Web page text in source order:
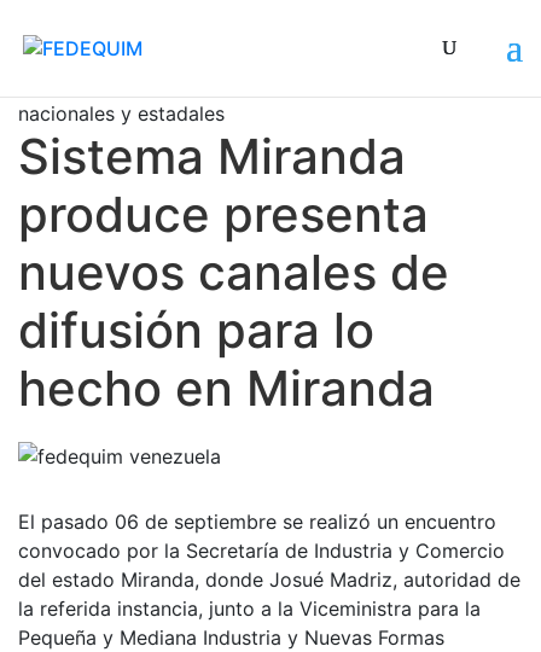
nacionales y estadales
Sistema Miranda
produce presenta
nuevos canales de
difusión para lo
hecho en Miranda
El pasado 06 de septiembre se realizó un encuentro
convocado por la Secretaría de Industria y Comercio
del estado Miranda, donde Josué Madriz, autoridad de
la referida instancia, junto a la Viceministra para la
Pequeña y Mediana Industria y Nuevas Formas